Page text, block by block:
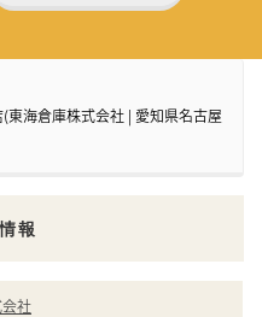
海倉庫株式会社 | 愛知県名古屋
報
社